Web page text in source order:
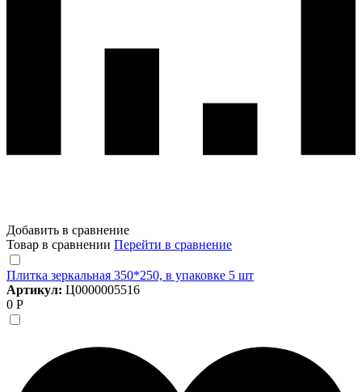
Добавить в сравнение
Товар в сравнении Перейти в сравнение
Плитка зеркальная 350*250, в упаковке 5 шт
Артикул: Ц0000005516
0 Р